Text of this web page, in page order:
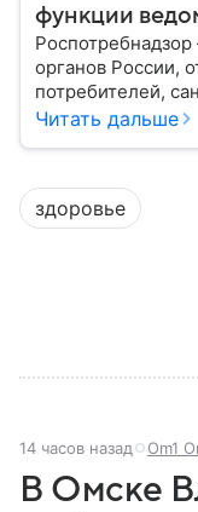
функции
органов России,
потребителей,
благополучие
руководит им
Читать дальше
здоровье
14 часов назад Om1
В Омске